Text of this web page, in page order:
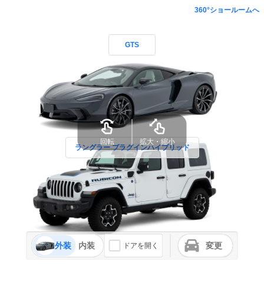
360°ショールームへ
GTS
ラングラー プラグインハイブリッド
外装 内装 ドアを開く 変更
回転 拡大・縮小